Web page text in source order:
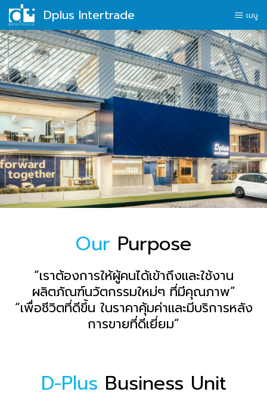
Skip
content
Dplus Intertrade เมนู
หน้าแรก
เกี่ยวกับเรา
แบรนด์ผลิตภัณฑ์
ข่าวสารชาว Dplus
ร่วมงานกับเรา
ติดต่อเรา
Our Purpose
“เราต้องการให้ผู้คนได้เข้าถึงและใช้งาน
ผลิตภัณฑ์นวัตกรรมใหม่ๆ ที่มีคุณภาพ”
“เพื่อชีวิตที่ดีขึ้น ในราคาคุ้มค่าและมีบริการหลัง
การขายที่ดีเยี่ยม”
D-Plus Business Unit